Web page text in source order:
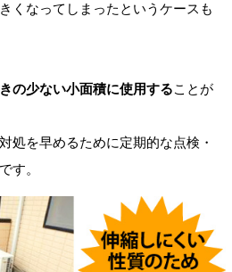
くなってしまったというケースも
の少ない小面積に使用することが
処を早めるために定期的な点検・
す。